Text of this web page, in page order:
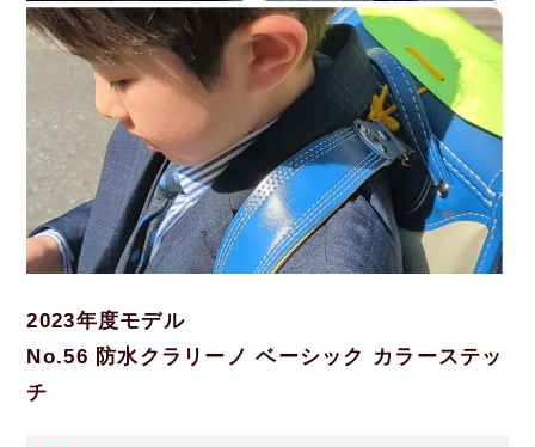
2023年度モデル
No.56 防水クラリーノ ベーシック カラーステッ
チ